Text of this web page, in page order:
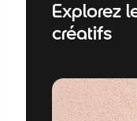
Explorez
créatifs